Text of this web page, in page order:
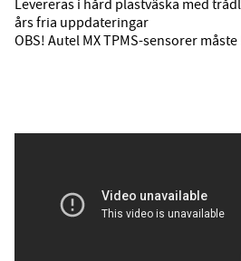
Levereras i hård plastväska med
års fria uppdateringar
OBS! Autel MX TPMS-sensorer